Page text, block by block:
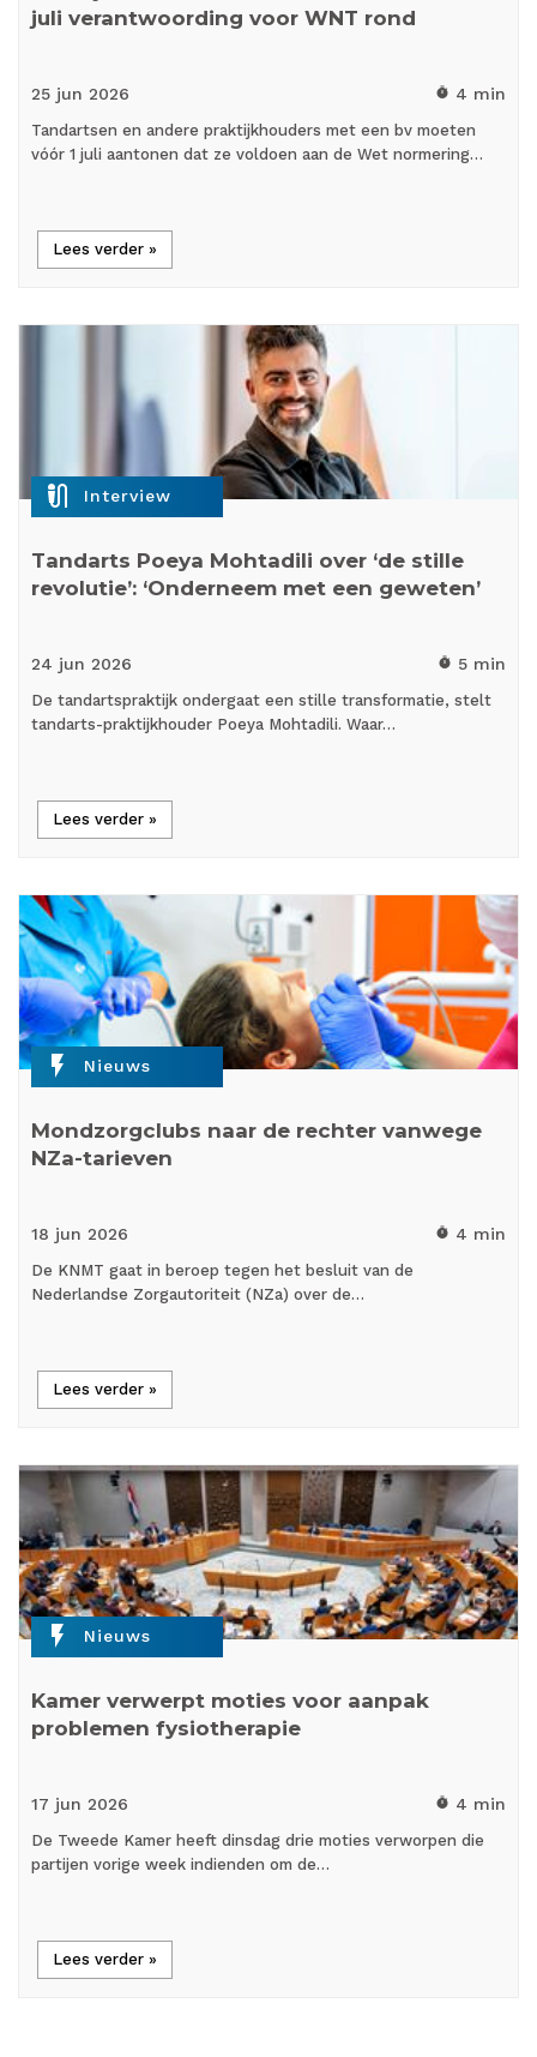
juli verantwoording voor WNT rond
25 jun 2026 timer 4 min
Tandartsen en andere praktijkhouders met een bv moeten
vóór 1 juli aantonen dat ze voldoen aan de Wet normering…
Lees verder »
mic_external_on Interview
Tandarts Poeya Mohtadili over ‘de stille
revolutie’: ‘Onderneem met een geweten’
24 jun 2026 timer 5 min
De tandartspraktijk ondergaat een stille transformatie, stelt
tandarts-praktijkhouder Poeya Mohtadili. Waar…
Lees verder »
flash_on Nieuws
Mondzorgclubs naar de rechter vanwege
NZa-tarieven
18 jun 2026 timer 4 min
De KNMT gaat in beroep tegen het besluit van de
Nederlandse Zorgautoriteit (NZa) over de…
Lees verder »
flash_on Nieuws
Kamer verwerpt moties voor aanpak
problemen fysiotherapie
17 jun 2026 timer 4 min
De Tweede Kamer heeft dinsdag drie moties verworpen die
partijen vorige week indienden om de…
Lees verder »